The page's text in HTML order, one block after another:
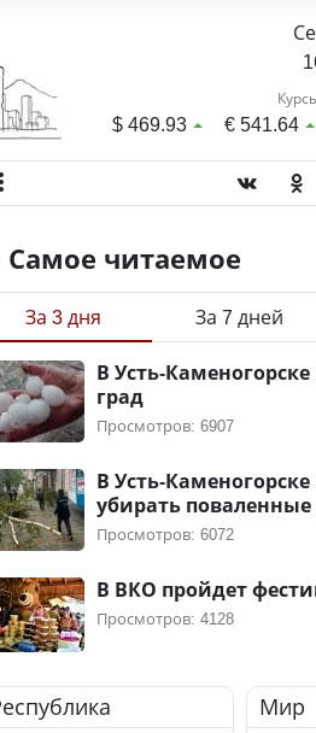
$469.93 €541.64
Самое читаемое
За 3 дня За 7 дней
В Усть-
град
Просмотров: 6907
В Усть-
убирать
Просмотров: 6072
В ВКО пройдет
Просмотров: 4128
Мир